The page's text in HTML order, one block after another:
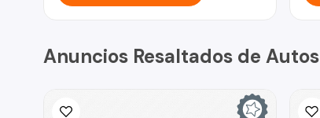
Anuncios Resaltados de Autos